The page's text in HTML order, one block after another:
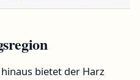
bietet der Harz